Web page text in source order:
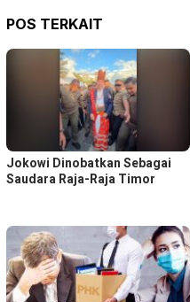
POS TERKAIT
Jokowi Dinobatkan Sebagai
Saudara Raja-Raja Timor